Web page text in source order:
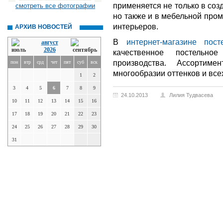
смотреть все фотографии
АРХИВ НОВОСТЕЙ
август
2026
пон втр срд чет пят суб вск
1 2
3 4 5 6 7 8 9
10 11 12 13 14 15 16
17 18 19 20 21 22 23
24 25 26 27 28 29 30
31
применяется не только в
но также и в мебельной
интерьеров.
В интернет-магазине
качественное
производства.
многообразии оттенков и
24.10.2013 Лилия Тудвасева